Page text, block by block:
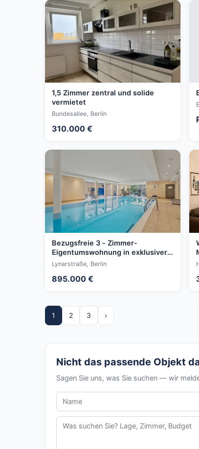
1,5 Zimmer zentral und solide
vermietet
Bundesallee, Berlin
310.000 €
Bezugsfreie 3 - Zimmer-
Eigentumswohnung in exklusiver
Grunewaldlage – Wohnen wie im
Lynarstraße, Berlin
895.000 €
1 2 3 ›
Nicht das passende Objekt
Sagen Sie uns, was Sie suchen — wir